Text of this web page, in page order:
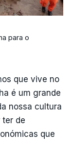
para o
que vive no
é um grande
nossa cultura
ter de
que